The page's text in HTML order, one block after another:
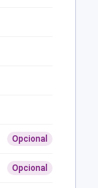
Opcional
Opcional